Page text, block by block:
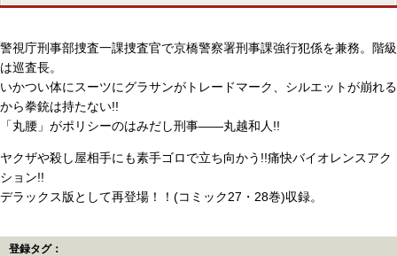
警視庁刑事部捜査一課捜査官で京橋警察署刑事課強行犯係を兼務。階級
は巡査長。
いかつい体にスーツにグラサンがトレードマーク、シルエットが崩れる
から拳銃は持たない!!
「丸腰」がポリシーのはみだし刑事――丸越和人!!
ヤクザや殺し屋相手にも素手ゴロで立ち向かう!!痛快バイオレンスアク
ション!!
デラックス版として再登場！！(コミック27・28巻)収録。
登録タグ：